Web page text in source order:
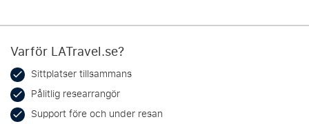
Varför LATravel.se?
Sittplatser tillsammans
Pålitlig researrangör
Support före och under resan